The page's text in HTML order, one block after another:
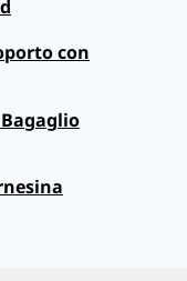
con